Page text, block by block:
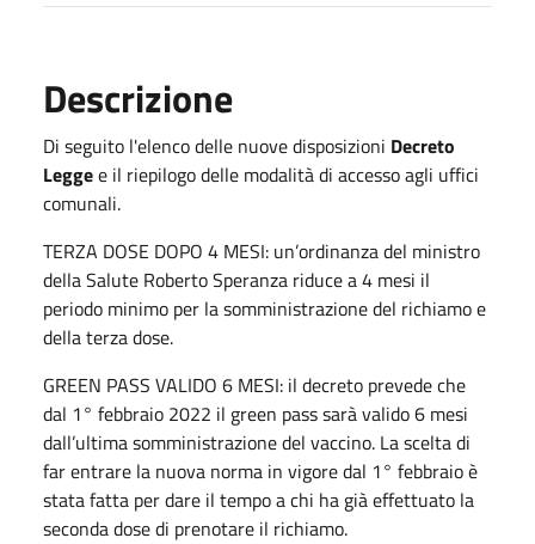
Descrizione
Di seguito l'elenco delle nuove disposizioni Decreto
Leggee il riepilogo delle modalità di accesso agli uffici
comunali.
TERZA DOSE DOPO 4 MESI: un’ordinanza del ministro
della Salute Roberto Speranza riduce a 4 mesi il
periodo minimo per la somministrazione del richiamo e
della terza dose.
GREEN PASS VALIDO 6 MESI: il decreto prevede che
dal 1° febbraio 2022 il green pass sarà valido 6 mesi
dall’ultima somministrazione del vaccino. La scelta di
far entrare la nuova norma in vigore dal 1° febbraio è
stata fatta per dare il tempo a chi ha già effettuato la
seconda dose di prenotare il richiamo.